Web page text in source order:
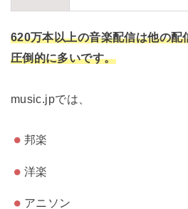
620万本以上の音楽配信は他の配
圧倒的に多いです。
music.jpでは、
邦楽
洋楽
アニソン